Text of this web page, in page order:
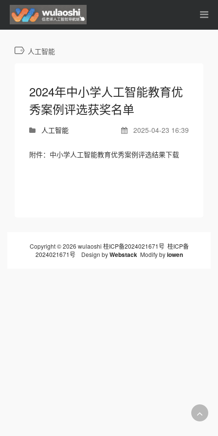
人工智能
2024年中小学人工智能教育优
秀案例评选获奖名单
人工智能 2025-04-23 16:39
附件：中小学人工智能教育优秀案例评选结果下载
Copyright © 2026 wulaoshi 桂ICP备2024021671号 桂ICP备
2024021671号Design byWebstack Modify byiowen